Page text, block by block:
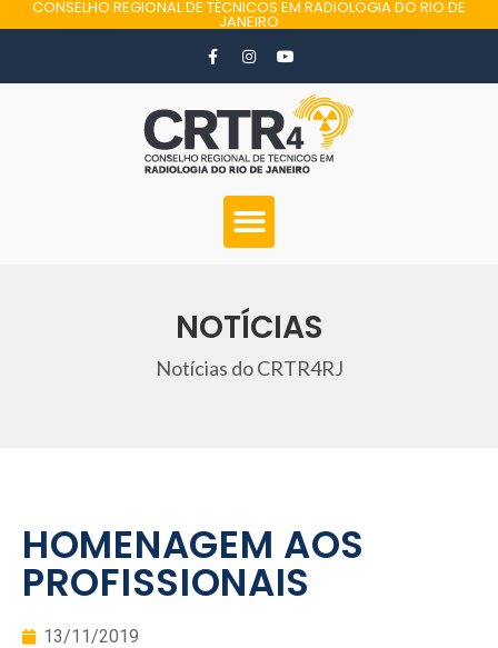
CONSELHO REGIONAL DE TÉCNICOS EM RADIOLOGIA DO RIO DE
JANEIRO
NOTÍCIAS
Notícias do CRTR4RJ
HOMENAGEM AOS
PROFISSIONAIS
13/11/2019